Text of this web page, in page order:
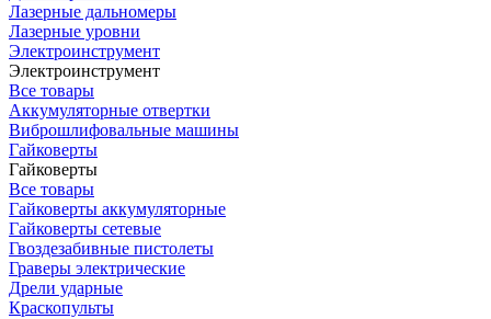
Лазерные дальномеры
Лазерные уровни
Электроинструмент
Электроинструмент
Все товары
Аккумуляторные отвертки
Виброшлифовальные машины
Гайковерты
Гайковерты
Все товары
Гайковерты аккумуляторные
Гайковерты сетевые
Гвоздезабивные пистолеты
Граверы электрические
Дрели ударные
Краскопульты